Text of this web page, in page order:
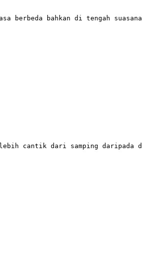
berbeda bahkan di tengah
cantik dari samping daripada